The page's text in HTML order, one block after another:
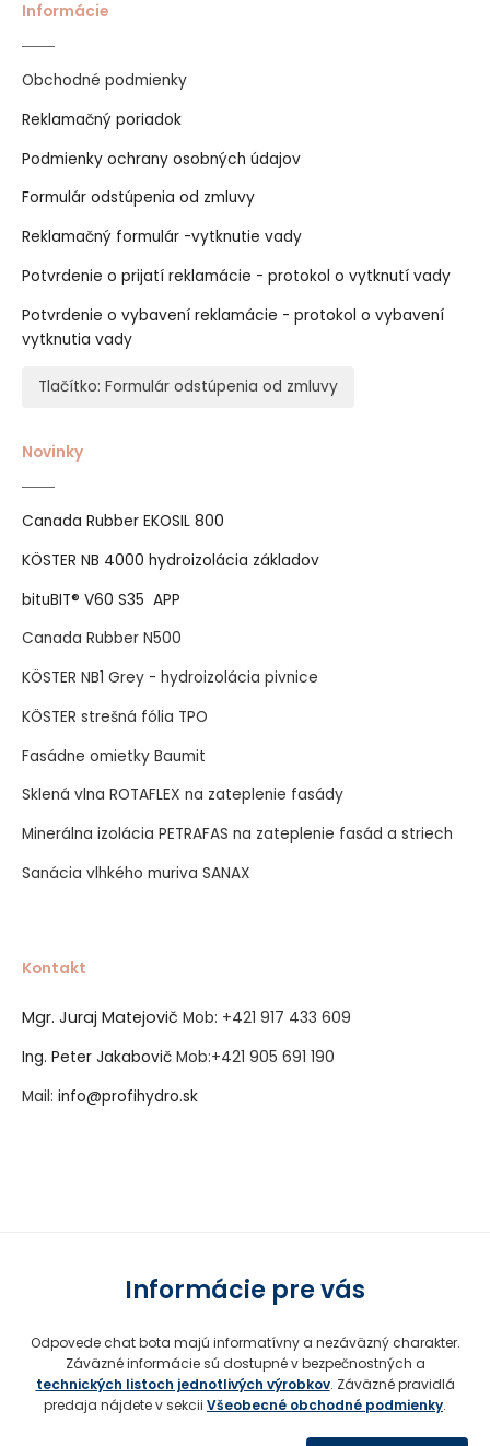
Informácie
Obchodné podmienky
Reklamačný poriadok
Podmienky ochrany osobných údajov
Formulár odstúpenia od zmluvy
Reklamačný formulár -vytknutie vady
Potvrdenie o prijatí reklamácie - protokol o vytknutí vady
Potvrdenie o vybavení reklamácie - protokol o vybavení
vytknutia vady
Tlačítko: Formulár odstúpenia od zmluvy
Novinky
Canada Rubber EKOSIL 800
KÖSTER NB 4000 hydroizolácia základov
bituBIT® V60 S35 APP
Canada Rubber N500
KÖSTER NB1 Grey - hydroizolácia pivnice
KÖSTER strešná fólia TPO
Fasádne omietky Baumit
Sklená vlna ROTAFLEX na zateplenie fasády
Minerálna izolácia PETRAFAS na zateplenie fasád a striech
Sanácia vlhkého muriva SANAX
Kontakt
Mgr. Juraj Matejovič Mob: +421 917 433 609
Ing. Peter Jakabovič Mob:+421 905 691 190
Mail: info@profihydro.sk
Informácie pre vás
Odpovede chat bota majú informatívny a nezáväzný charakter.
Záväzné informácie sú dostupné v bezpečnostných a
technických listoch jednotlivých výrobkov. Záväzné pravidlá
predaja nájdete v sekcii Všeobecné obchodné podmienky.